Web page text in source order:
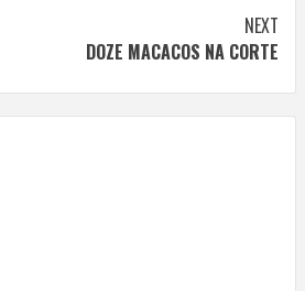
NEXT
DOZE MACACOS NA CORTE